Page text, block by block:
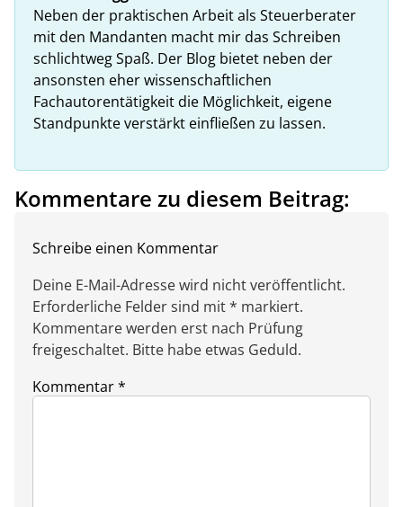
Neben der praktischen Arbeit als Steuerberater
mit den Mandanten macht mir das Schreiben
schlichtweg Spaß. Der Blog bietet neben der
ansonsten eher wissenschaftlichen
Fachautorentätigkeit die Möglichkeit, eigene
Standpunkte verstärkt einfließen zu lassen.
Kommentare zu diesem Beitrag:
Schreibe einen Kommentar
Deine E-Mail-Adresse wird nicht veröffentlicht.
Erforderliche Felder sind mit * markiert.
Kommentare werden erst nach Prüfung
freigeschaltet. Bitte habe etwas Geduld.
Kommentar*